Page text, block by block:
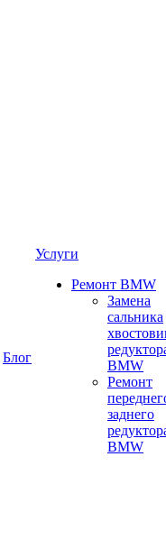
Блог
Услуги
Ремонт BMW
Замена
сальника
BMW
Ремонт
заднего
BMW